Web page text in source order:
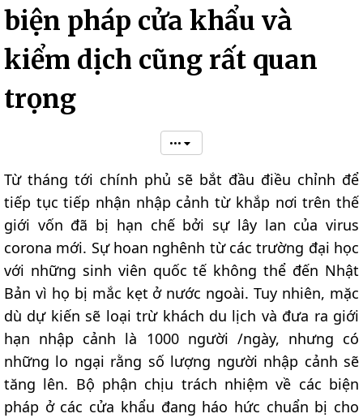
biện pháp cửa khẩu và
kiểm dịch cũng rất quan
trọng
•••
Từ tháng tới chính phủ sẽ bắt đầu điều chỉnh để
tiếp tục tiếp nhận nhập cảnh từ khắp nơi trên thế
giới vốn đã bị hạn chế bởi sự lây lan của virus
corona mới. Sự hoan nghênh từ các trường đại học
với những sinh viên quốc tế không thể đến Nhật
Bản vì họ bị mắc kẹt ở nước ngoài. Tuy nhiên, mặc
dù dự kiến sẽ loại trừ khách du lịch và đưa ra giới
hạn nhập cảnh là 1000 người /ngày, nhưng có
những lo ngại rằng số lượng người nhập cảnh sẽ
tăng lên. Bộ phận chịu trách nhiệm về các biện
pháp ở các cửa khẩu đang háo hức chuẩn bị cho